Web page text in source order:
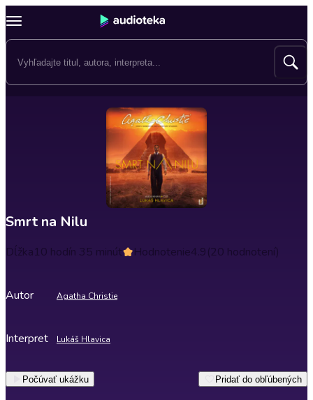
Smrt na Nilu
Dĺžka10 hodín 35 minút Hodnotenie4.9(20 hodnotení)
Autor Agatha Christie
Interpret Lukáš Hlavica
Počúvať ukážku Pridať do obľúbených